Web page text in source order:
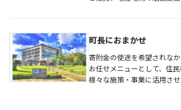
町長におまかせ
寄附金の使途を希望されな
お任せメニューとして、住
様々な施策・事業に活用させ